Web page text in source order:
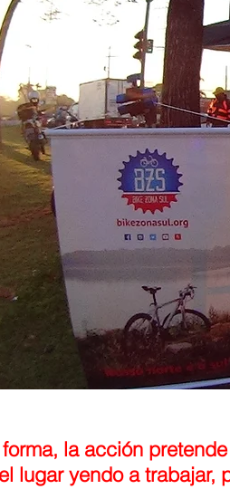
la acción
lugar yendo a trabajar,